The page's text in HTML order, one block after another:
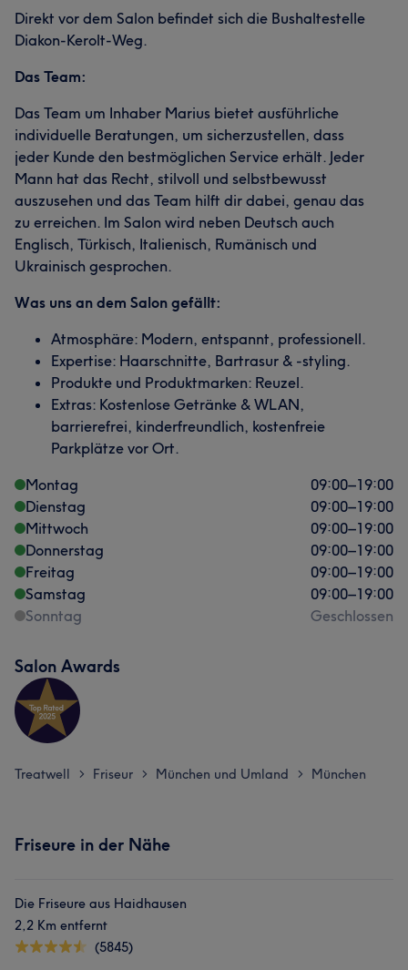
Direkt vor dem Salon befindet sich die Bushaltestelle
Diakon-Kerolt-Weg.
Das Team:
Das Team um Inhaber Marius bietet ausführliche
individuelle Beratungen, um sicherzustellen, dass
jeder Kunde den bestmöglichen Service erhält. Jeder
Mann hat das Recht, stilvoll und selbstbewusst
auszusehen und das Team hilft dir dabei, genau das
zu erreichen. Im Salon wird neben Deutsch auch
Englisch, Türkisch, Italienisch, Rumänisch und
Ukrainisch gesprochen.
Was uns an dem Salon gefällt:
Atmosphäre: Modern, entspannt, professionell.
Expertise: Haarschnitte, Bartrasur & -styling.
Produkte und Produktmarken: Reuzel.
Extras: Kostenlose Getränke & WLAN,
barrierefrei, kinderfreundlich, kostenfreie
Parkplätze vor Ort.
Montag
09:00–19:00
Dienstag
09:00–19:00
Mittwoch
09:00–19:00
Donnerstag
09:00–19:00
Freitag
09:00–19:00
Samstag
09:00–19:00
Sonntag
Geschlossen
Salon Awards
Treatwell > Friseur > München und Umland > München
Friseure in der Nähe
Die Friseure aus Haidhausen
2,2 Km entfernt
(5845)